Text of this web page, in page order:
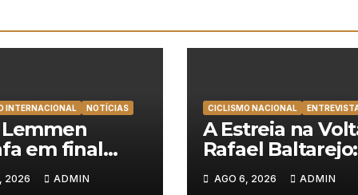
INTERNACIONAL NOTÍCIAS
em final
e
a primeira
2026 ADMIN
CICLISMO NACIONAL
A Estreia na
Rafael Baltarejo:
“Participar na
a Portugal é o
AGO 6, 2026 ADMIN